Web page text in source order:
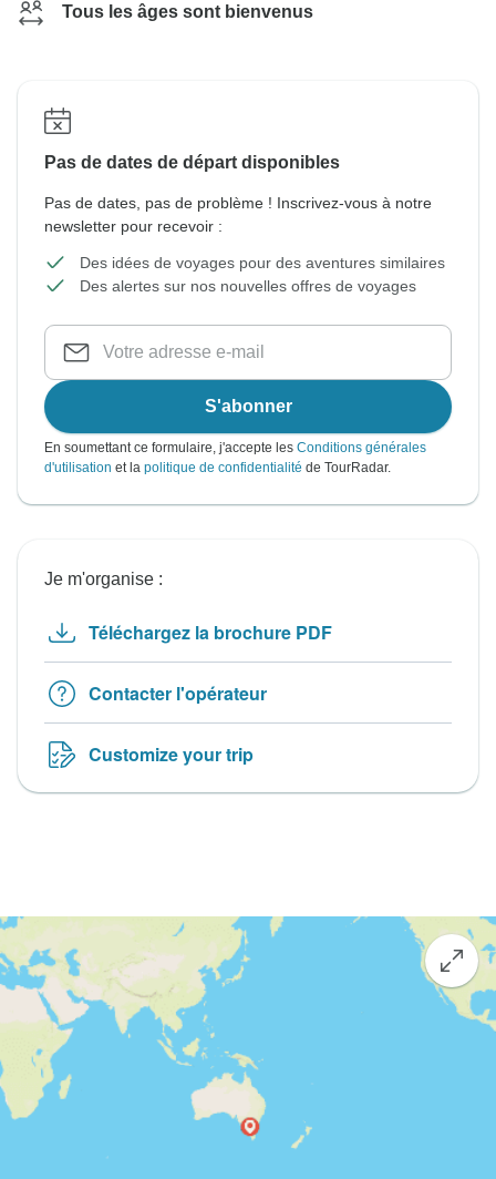
Tous les âges sont bienvenus
Pas de dates de départ disponibles
Pas de dates, pas de problème ! Inscrivez-vous à notre
newsletter pour recevoir :
Des idées de voyages pour des aventures similaires
Des alertes sur nos nouvelles offres de voyages
S'abonner
En soumettant ce formulaire, j'accepte les Conditions générales
d'utilisation et la politique de confidentialité de TourRadar.
Je m'organise :
Téléchargez la brochure PDF
Contacter l'opérateur
Customize your trip